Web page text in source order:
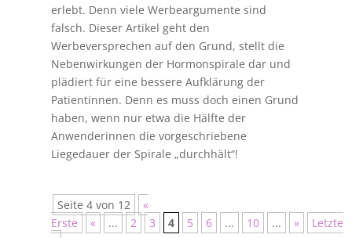
erlebt. Denn viele Werbeargumente sind
falsch. Dieser Artikel geht den
Werbeversprechen auf den Grund, stellt die
Nebenwirkungen der Hormonspirale dar und
plädiert für eine bessere Aufklärung der
Patientinnen. Denn es muss doch einen Grund
haben, wenn nur etwa die Hälfte der
Anwenderinnen die vorgeschriebene
Liegedauer der Spirale „durchhält“!
Seite 4 von 12
«
Erste
« ... 2 3 4 5 6 ... 10 ... »
Letzte